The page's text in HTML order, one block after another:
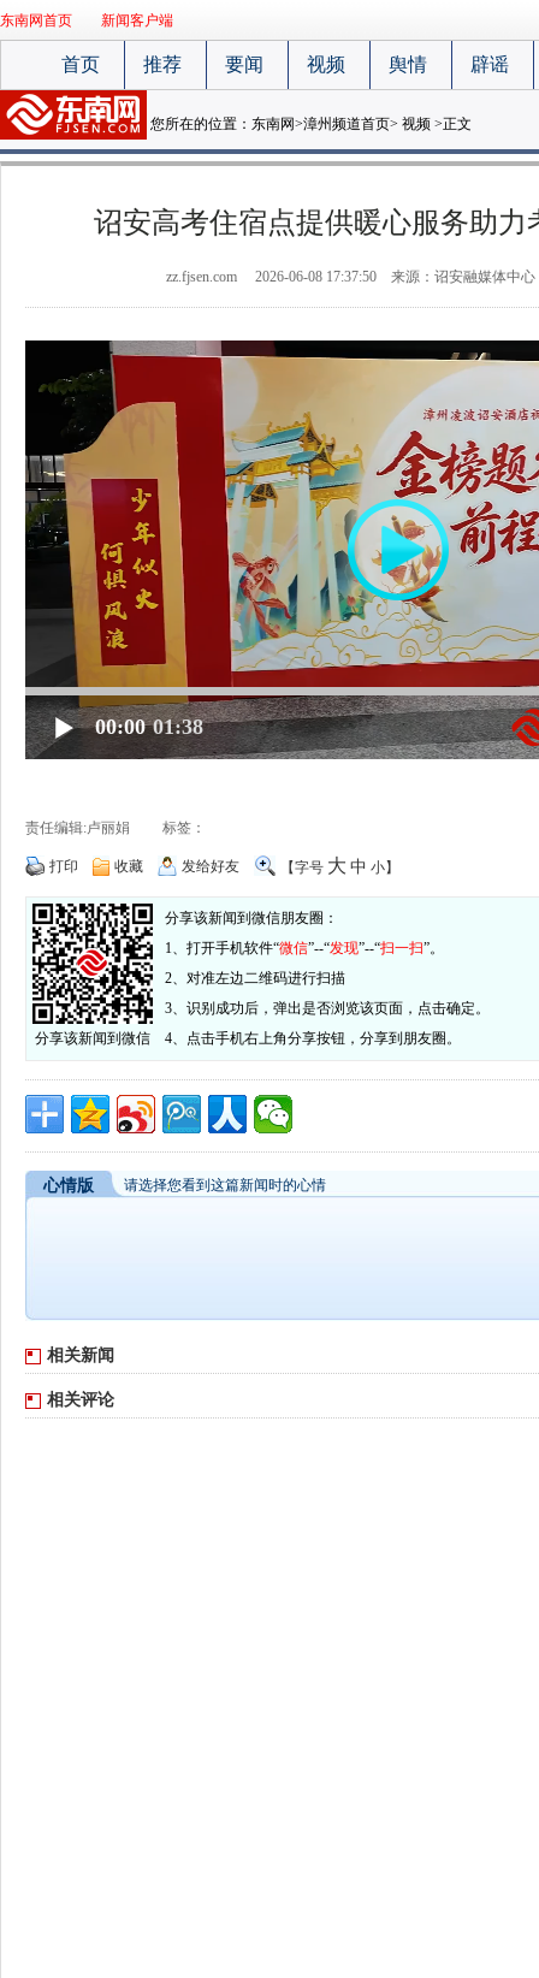
东南网首页 新闻客户端
首页 推荐 要闻 视频 舆情 辟谣
您所在的位置： 东南网>漳州频道首页> 视频 >正文
诏安高考住宿点提供暖心服务助力
zz.fjsen.com 2026-06-08 17:37:50 来源：诏安融媒体中心
00:00 01:38
责任编辑:卢丽娟 标签：
打印 收藏 发给好友 【字号 大 中 小】
分享该新闻到微信
分享该新闻到微信朋友圈：
1、打开手机软件“微信”--“发现”--“扫一扫”。
2、对准左边二维码进行扫描
3、识别成功后，弹出是否浏览该页面，点击确定。
4、点击手机右上角分享按钮，分享到朋友圈。
心情版 请选择您看到这篇新闻时的心情
相关新闻
相关评论